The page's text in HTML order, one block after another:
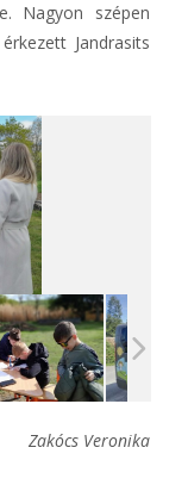
Nagyon szépen
Jandrasits
Zakócs Veronika